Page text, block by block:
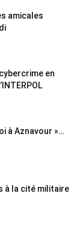
amicales
en
à Aznavour »…
à la cité militaire